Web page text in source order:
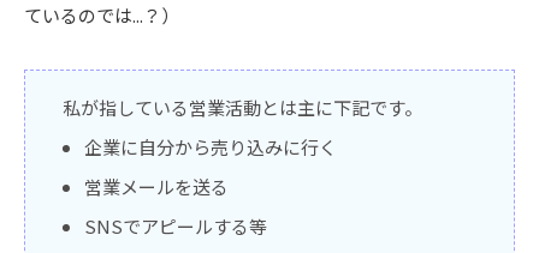
ているのでは...？）
私が指している営業活動とは主に下記です。
企業に自分から売り込みに行く
営業メールを送る
SNSでアピールする等